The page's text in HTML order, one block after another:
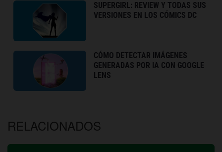
SUPERGIRL: REVIEW Y TODAS SUS
VERSIONES EN LOS CÓMICS DC
CÓMO DETECTAR IMÁGENES
GENERADAS POR IA CON GOOGLE
LENS
RELACIONADOS